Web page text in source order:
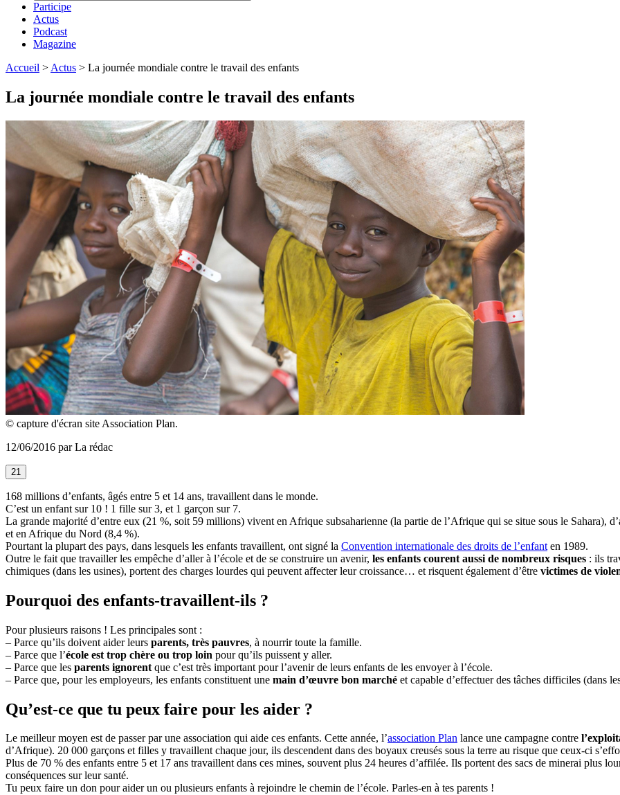
Participe
Actus
Podcast
Magazine
Accueil > Actus > La journée mondiale contre le travail des enfants
La journée mondiale contre le travail des enfants
© capture d'écran site Association Plan.
12/06/2016 par La rédac
21
168 millions d’enfants, âgés entre 5 et 14 ans, travaillent dans le monde.
C’est un enfant sur 10 ! 1 fille sur 3, et 1 garçon sur 7.
La grande majorité d’entre eux (21 %, soit 59 millions) vivent en Afrique subsaharienne (la partie de l’Afrique qui se situe sous le Sahara),
et en Afrique du Nord (8,4 %).
Pourtant la plupart des pays, dans lesquels les enfants travaillent, ont signé la Convention internationale des droits de l’enfant en 1989.
Outre le fait que travailler les empêche d’aller à l’école et de se construire un avenir, les enfants courent aussi de nombreux risques : ils
chimiques (dans les usines), portent des charges lourdes qui peuvent affecter leur croissance… et risquent également d’être victimes de
Pourquoi des enfants-travaillent-ils ?
Pour plusieurs raisons ! Les principales sont :
– Parce qu’ils doivent aider leurs parents, très pauvres, à nourrir toute la famille.
– Parce que l’école est trop chère ou trop loin pour qu’ils puissent y aller.
– Parce que les parents ignorent que c’est très important pour l’avenir de leurs enfants de les envoyer à l’école.
– Parce que, pour les employeurs, les enfants constituent une main d’œuvre bon marché et capable d’effectuer des tâches difficiles (dans
Qu’est-ce que tu peux faire pour les aider ?
Le meilleur moyen est de passer par une association qui aide ces enfants. Cette année, l’association Plan lance une campagne contre
d’Afrique). 20 000 garçons et filles y travaillent chaque jour, ils descendent dans des boyaux creusés sous la terre au risque que ceux-ci
Plus de 70 % des enfants entre 5 et 17 ans travaillent dans ces mines, souvent plus 24 heures d’affilée. Ils portent des sacs de minerai plus
conséquences sur leur santé.
Tu peux faire un don pour aider un ou plusieurs enfants à rejoindre le chemin de l’école. Parles-en à tes parents !